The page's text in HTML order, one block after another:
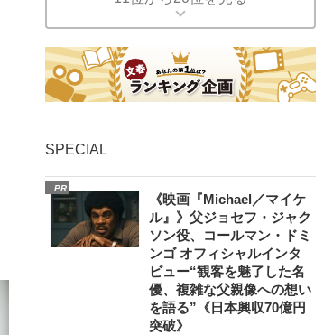
SPECIAL
PR
《映画『Michael／マイケ
ル』》父ジョセフ・ジャク
ソン役、コールマン・ドミ
ンゴ オフィシャルインタ
ビュー“観客を魅了した名
優、複雑な父親像への想い
を語る”《日本興収70億円
突破》